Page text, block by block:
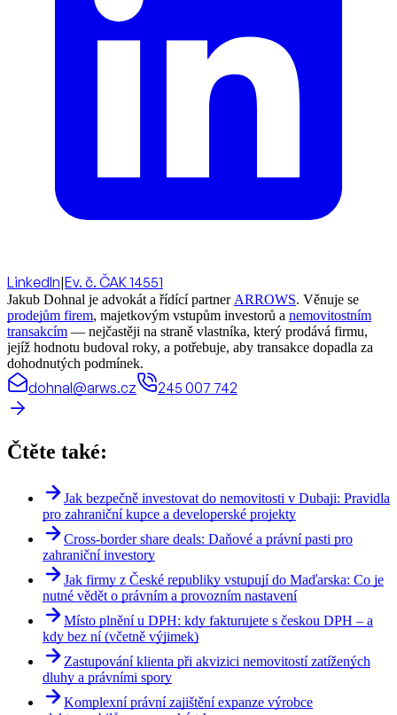
LinkedIn|Ev. č. ČAK 14551
Jakub Dohnal je advokát a řídící partner ARROWS. Věnuje se
prodejům firem, majetkovým vstupům investorů a nemovitostním
transakcím — nejčastěji na straně vlastníka, který prodává firmu,
jejíž hodnotu budoval roky, a potřebuje, aby transakce dopadla za
dohodnutých podmínek.
dohnal@arws.cz 245 007 742
Čtěte také:
Jak bezpečně investovat do nemovitosti v Dubaji: Pravidla
pro zahraniční kupce a developerské projekty
Cross-border share deals: Daňové a právní pasti pro
zahraniční investory
Jak firmy z České republiky vstupují do Maďarska: Co je
nutné vědět o právním a provozním nastavení
Místo plnění u DPH: kdy fakturujete s českou DPH – a
kdy bez ní (včetně výjimek)
Zastupování klienta při akvizici nemovitostí zatížených
dluhy a právními spory
Komplexní právní zajištění expanze výrobce